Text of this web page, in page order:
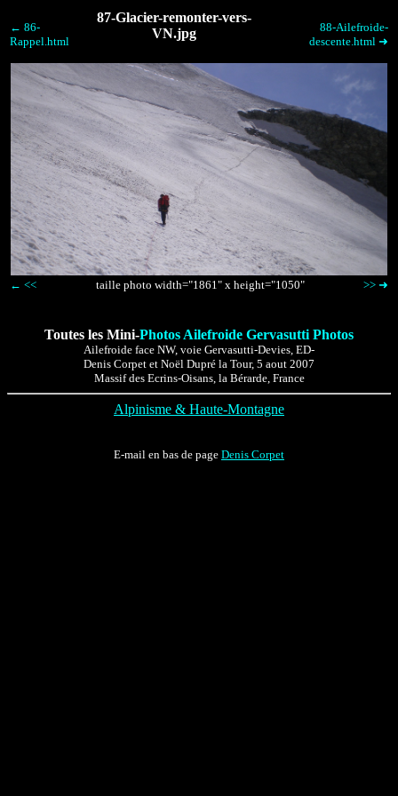
← 86-
Rappel.html
87-Glacier-remonter-vers-
VN.jpg
88-Ailefroide-
descente.html ➜
← << taille photo width="1861" x height="1050" >> ➜
Toutes les Mini-Photos Ailefroide Gervasutti Photos
Ailefroide face NW, voie Gervasutti-Devies, ED-
Denis Corpet et Noël Dupré la Tour, 5 aout 2007
Massif des Ecrins-Oisans, la Bérarde, France
Alpinisme & Haute-Montagne
E-mail en bas de page Denis Corpet